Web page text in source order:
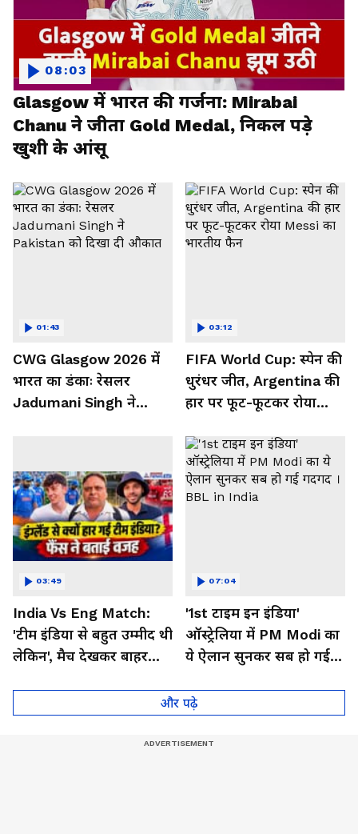
Glasgow में भारत की गर्जना: Mirabai
Chanu ने जीता Gold Medal, निकल पड़े
खुशी के आंसू
08:03
CWG Glasgow 2026 में
भारत का डंकाः रेसलर
Jadumani Singh ने
01:43
FIFA World Cup: स्पेन की
धुरंधर जीत, Argentina की
हार पर फूट-फूटकर रोया
03:12
India Vs Eng Match:
'टीम इंडिया से बहुत उम्मीद थी
लेकिन', मैच देखकर बाहर
03:49
'1st टाइम इन इंडिया'
ऑस्ट्रेलिया में PM Modi का
ये ऐलान सुनकर सब हो गई
07:04
और पढ़े